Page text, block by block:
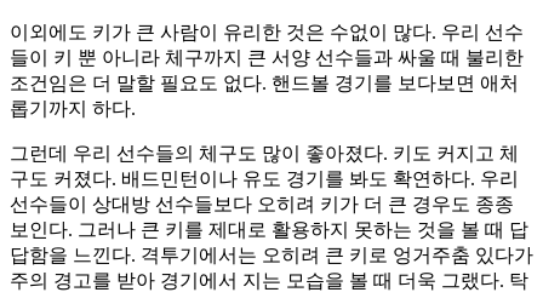
이외에도 키가 큰 사람이 유리한 것은 수없이 많다. 우리 선수
들이 키 뿐 아니라 체구까지 큰 서양 선수들과 싸울 때 불리한
조건임은 더 말할 필요도 없다. 핸드볼 경기를 보다보면 애처
롭기까지 하다.
그런데 우리 선수들의 체구도 많이 좋아졌다. 키도 커지고 체
구도 커졌다. 배드민턴이나 유도 경기를 봐도 확연하다. 우리
선수들이 상대방 선수들보다 오히려 키가 더 큰 경우도 종종
보인다. 그러나 큰 키를 제대로 활용하지 못하는 것을 볼 때 답
답함을 느낀다. 격투기에서는 오히려 큰 키로 엉거주춤 있다가
주의 경고를 받아 경기에서 지는 모습을 볼 때 더욱 그랬다. 탁